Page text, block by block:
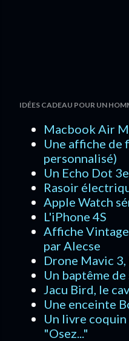
IDÉES CADEAU POUR UN
Macbook Air
Une affiche de
personnalisé)
Un Echo Dot
Rasoir
Apple Watch
L'iPhone 4S
Affiche
par Alecse
Drone Mavic
Un baptême
Jacu Bird, le
Une enceinte
Un livre
"Osez..."